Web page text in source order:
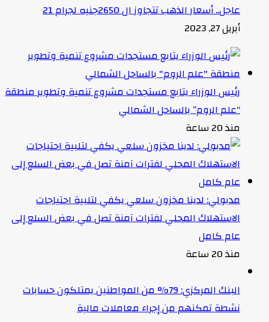
عاجل.. أسعار الذهب تتجاوز ال 2650جنيه لجرام 21
أبريل 27, 2023
رئيس الوزراء يتابع مستجدات مشروع تنمية وتطوير منطقة
“علم الروم” بالساحل الشمالي
منذ 20 ساعة
مدبولي: لدينا مخزون سلعي يكفي لتلبية احتياجات
الاستهلاك المحلي لفترات آمنة تصل في بعض السلع إلى
عام كامل
منذ 20 ساعة
البنك المركزي: 79% من المواطنين يمتلكون حسابات
نشطة تمكنهم من إجراء معاملات مالية